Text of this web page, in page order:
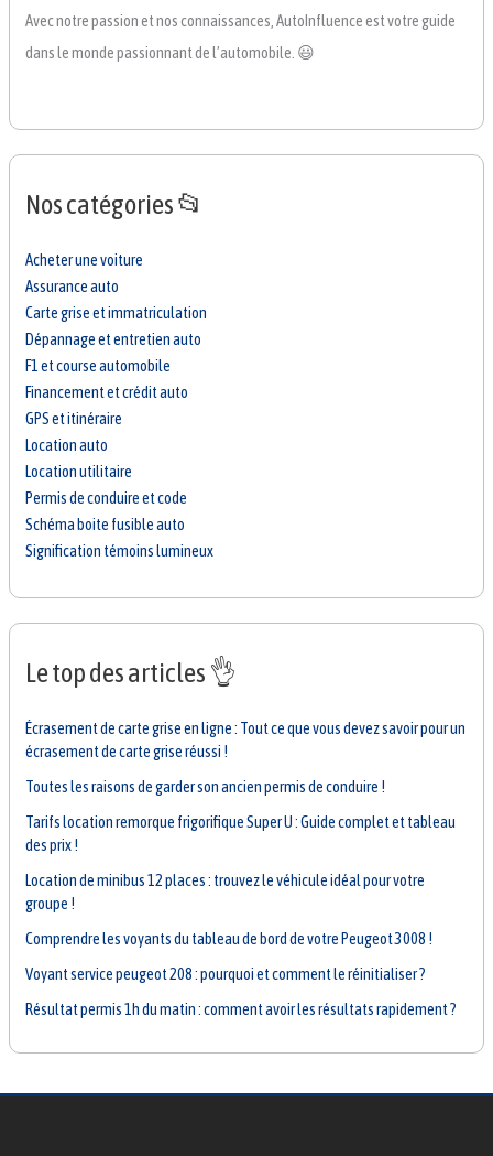
Avec notre passion et nos connaissances, AutoInfluence est votre guide
dans le monde passionnant de l’automobile. 😃
Nos catégories 📂
Acheter une voiture
Assurance auto
Carte grise et immatriculation
Dépannage et entretien auto
F1 et course automobile
Financement et crédit auto
GPS et itinéraire
Location auto
Location utilitaire
Permis de conduire et code
Schéma boite fusible auto
Signification témoins lumineux
Le top des articles 👌
Écrasement de carte grise en ligne : Tout ce que vous devez savoir pour un
écrasement de carte grise réussi !
Toutes les raisons de garder son ancien permis de conduire !
Tarifs location remorque frigorifique Super U : Guide complet et tableau
des prix !
Location de minibus 12 places : trouvez le véhicule idéal pour votre
groupe !
Comprendre les voyants du tableau de bord de votre Peugeot 3008 !
Voyant service peugeot 208 : pourquoi et comment le réinitialiser ?
Résultat permis 1h du matin : comment avoir les résultats rapidement ?